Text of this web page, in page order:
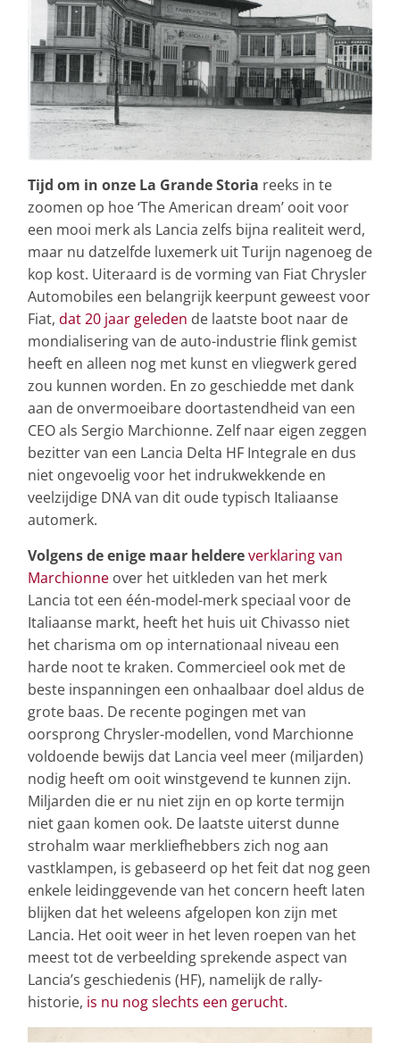
Tijd om in onze La Grande Storia reeks in te
zoomen op hoe ‘The American dream’ ooit voor
een mooi merk als Lancia zelfs bijna realiteit werd,
maar nu datzelfde luxemerk uit Turijn nagenoeg de
kop kost. Uiteraard is de vorming van Fiat Chrysler
Automobiles een belangrijk keerpunt geweest voor
Fiat, dat 20 jaar geleden de laatste boot naar de
mondialisering van de auto-industrie flink gemist
heeft en alleen nog met kunst en vliegwerk gered
zou kunnen worden. En zo geschiedde met dank
aan de onvermoeibare doortastendheid van een
CEO als Sergio Marchionne. Zelf naar eigen zeggen
bezitter van een Lancia Delta HF Integrale en dus
niet ongevoelig voor het indrukwekkende en
veelzijdige DNA van dit oude typisch Italiaanse
automerk.
Volgens de enige maar heldereverklaring van
Marchionne over het uitkleden van het merk
Lancia tot een één-model-merk speciaal voor de
Italiaanse markt, heeft het huis uit Chivasso niet
het charisma om op internationaal niveau een
harde noot te kraken. Commercieel ook met de
beste inspanningen een onhaalbaar doel aldus de
grote baas. De recente pogingen met van
oorsprong Chrysler-modellen, vond Marchionne
voldoende bewijs dat Lancia veel meer (miljarden)
nodig heeft om ooit winstgevend te kunnen zijn.
Miljarden die er nu niet zijn en op korte termijn
niet gaan komen ook. De laatste uiterst dunne
strohalm waar merkliefhebbers zich nog aan
vastklampen, is gebaseerd op het feit dat nog geen
enkele leidinggevende van het concern heeft laten
blijken dat het weleens afgelopen kon zijn met
Lancia. Het ooit weer in het leven roepen van het
meest tot de verbeelding sprekende aspect van
Lancia’s geschiedenis (HF), namelijk de rally-
historie, is nu nog slechts een gerucht.